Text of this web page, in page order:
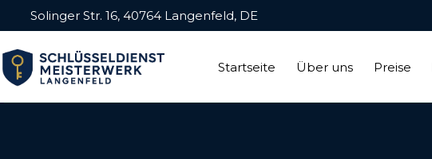
Solinger Str. 16, 40764 Langenfeld, DE
Startseite Über uns Preise